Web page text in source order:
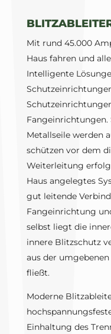
Mit rund 45.000
Haus fahren und
Intelligente
Fangeinrichtungen.
Metallseile werden
schützen vor dem
Weiterleitung
Haus angelegtes
gut leitende
Fangeinrichtung
selbst liegt die
innere Blitzschutz
aus der
fließt.
Moderne
Einhaltung des